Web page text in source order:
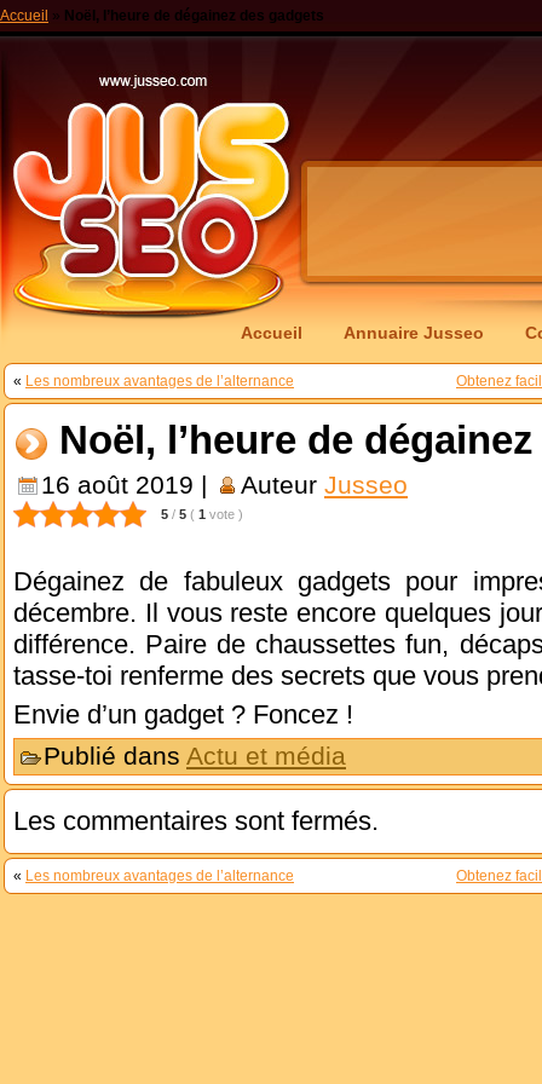
Accueil » Noël, l’heure de dégainez des gadgets
Accueil Annuaire Jusseo
« Les nombreux avantages de l’alternance Obtenez
Noël, l’heure de
16 août 2019 | Auteur Jusseo
5 / 5 ( 1 vote )
Dégainez de fabuleux gadgets pour
décembre. Il vous reste encore quelques
différence. Paire de chaussettes fun,
tasse-toi renferme des secrets que vous
Envie d’un gadget ? Foncez !
Publié dans Actu et média
Les commentaires sont fermés.
« Les nombreux avantages de l’alternance Obtenez